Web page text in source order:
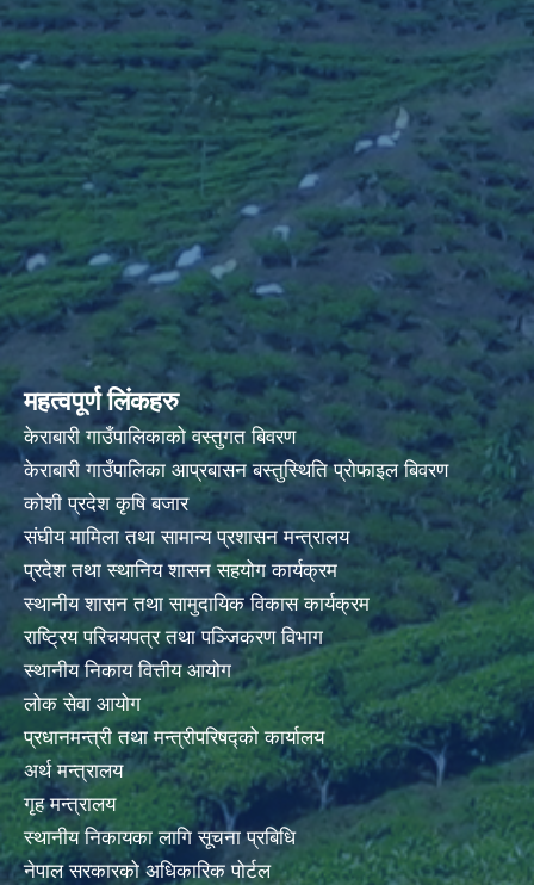
महत्वपूर्ण लिंकहरु
केराबारी गाउँपालिकाको वस्तुगत बिवरण
केराबारी गाउँपालिका आप्रबासन बस्तुस्थिति प्रोफाइल बिवरण
कोशी प्रदेश कृषि बजार
संघीय मामिला तथा सामान्य प्रशासन मन्त्रालय
प्रदेश तथा स्थानिय शासन सहयोग कार्यक्रम
स्थानीय शासन तथा सामुदायिक विकास कार्यक्रम
राष्ट्रिय परिचयपत्र तथा पञ्जिकरण विभाग
स्थानीय निकाय वित्तीय आयोग
लोक सेवा आयोग
प्रधानमन्त्री तथा मन्त्रीपरिषद्को कार्यालय
अर्थ मन्त्रालय
गृह मन्त्रालय
स्थानीय निकायका लागि सूचना प्रबिधि
नेपाल सरकारको अधिकारिक पोर्टल